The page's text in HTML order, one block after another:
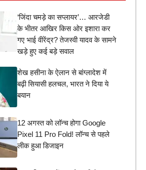
‘जिंदा चमड़े का सप्लायर’… आरजेडी
के भीतर आखिर किस ओर इशारा कर
गए भाई वीरेंद्र? तेजस्वी यादव के सामने
खड़े हुए कई बड़े सवाल
शेख हसीना के ऐलान से बांग्लादेश में
बढ़ी सियासी हलचल, भारत ने दिया ये
बयान
12 अगस्त को लॉन्च होगा Google
Pixel 11 Pro Fold! लॉन्च से पहले
लीक हुआ डिजाइन